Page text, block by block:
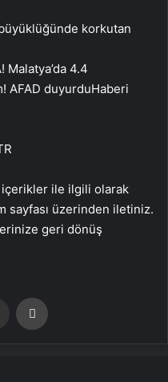
Malatya’da 4.4
AFAD duyurduHaberi
içerikler ile ilgili olarak
sayfası üzerinden iletiniz.
geri dönüş
Email'den paylaş